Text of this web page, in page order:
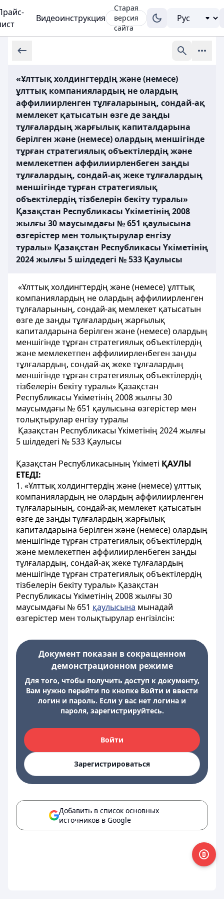
Видеоинструкция
Старая
версия
сайта
«Ұлттық холдингтердің және (немесе)
ұлттық компаниялардың не олардың
аффилиирленген тұлғаларының, сондай-ақ
мемлекет қатысатын өзге де заңды
тұлғалардың жарғылық капиталдарына
берілген және (немесе) олардың меншігінде
тұрған стратегиялық объектілердің және
мемлекетпен аффилиирленбеген заңды
тұлғалардың, сондай-ақ жеке тұлғалардың
меншігінде тұрған стратегиялық
объектілердің тізбелерін бекіту туралы»
Қазақстан Республикасы Үкіметінің 2008
жылғы 30 маусымдағы № 651 қаулысына
өзгерістер мен толықтырулар енгізу
туралы» Қазақстан Республикасы Үкіметінің
2024 жылғы 5 шілдедегі № 533 Қаулысы
«Ұлттық холдингтердің және (немесе) ұлттық
компаниялардың не олардың аффилиирленген
тұлғаларының, сондай-ақ мемлекет қатысатын
өзге де заңды тұлғалардың жарғылық
капиталдарына берілген және (немесе) олардың
меншігінде тұрған стратегиялық объектілердің
және мемлекетпен аффилиирленбеген заңды
тұлғалардың, сондай-ақ жеке тұлғалардың
меншігінде тұрған стратегиялық объектілердің
тізбелерін бекіту туралы» Қазақстан
Республикасы Үкіметінің 2008 жылғы 30
маусымдағы № 651 қаулысына өзгерістер мен
толықтырулар енгізу туралы
Қазақстан Республикасы Үкіметінің 2024 жылғы
5 шілдедегі № 533 Қаулысы
Қазақстан Республикасының Үкіметі ҚАУЛЫ
ЕТЕДІ:
1. «Ұлттық холдингтердің және (немесе) ұлттық
компаниялардың не олардың аффилиирленген
тұлғаларының, сондай-ақ мемлекет қатысатын
өзге де заңды тұлғалардың жарғылық
капиталдарына берілген және (немесе) олардың
меншігінде тұрған стратегиялық объектілердің
және мемлекетпен аффилиирленбеген заңды
тұлғалардың, сондай-ақ жеке тұлғалардың
меншігінде тұрған стратегиялық объектілердің
тізбелерін бекіту туралы» Қазақстан
Республикасы Үкіметінің 2008 жылғы 30
маусымдағы № 651 қаулысына мынадай
өзгерістер мен толықтырулар енгізілсін:
Документ показан в сокращенном
демонстрационном режиме
Для того, чтобы получить доступ к документу,
Вам нужно перейти по кнопке Войти и ввести
логин и пароль. Если у вас нет логина и
пароля, зарегистрируйтесь.
Войти
Зарегистрироваться
Добавить в список основных
источников в Google